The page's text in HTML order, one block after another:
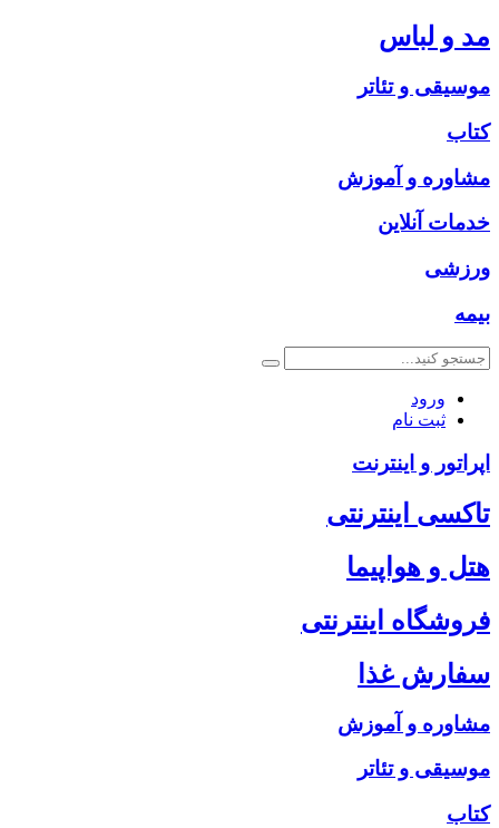
مد و لباس
موسیقی و تئاتر
کتاب
مشاوره و آموزش
خدمات آنلاین
ورزشی
بیمه
ورود
ثبت نام
اپراتور و اینترنت
تاکسی اینترنتی
هتل و هواپیما
فروشگاه اینترنتی
سفارش غذا
مشاوره و آموزش
موسیقی و تئاتر
کتاب